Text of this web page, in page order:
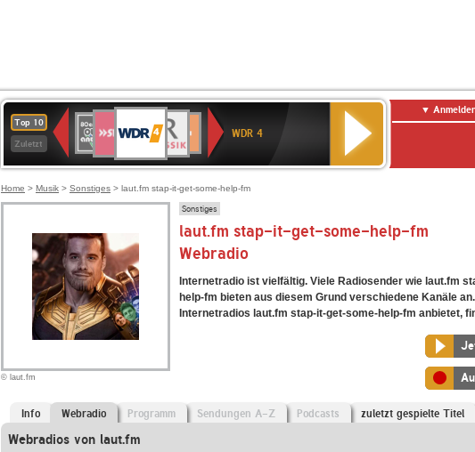
Top 10
Zuletzt
Deutschlandfunk
80er
90er
OLDIE
ANTENNE
4
KLASSIK
Deutschlandfunk
Kultur
Kultur
2
WDR 4
Home > Musik > Sonstiges > laut.fm stap-it-get-some-help-fm
© laut.fm
Sonstiges
laut.fm stap-it-get-some-help-fm
Webradio
Internetradio ist vielfältig. Viele Radiosender wie laut.fm
help-fm bieten aus diesem Grund verschiedene Kanäle
Internetradios laut.fm stap-it-get-some-help-fm anbietet,
Info Webradio Programm Sendungen A-Z Podcasts zuletzt gespielte Titel
Webradios von laut.fm